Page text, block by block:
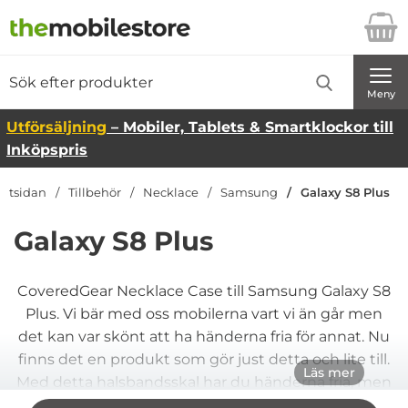
Startsidan för Danira Telecom AB
Meny
Utförsäljning – Mobiler, Tablets & Smartklockor till
Inköpspris
Tillbehör Necklace Samsung Galaxy S8 Plus
Galaxy S8 Plus
Läs mer
CoveredGear Necklace Case till Samsung Galaxy S8
Plus. Vi bär med oss mobilerna vart vi än går men
det kan var skönt att ha händerna fria för annat. Nu
finns det en produkt som gör just detta och lite till.
Med detta halsbandsskal har du händerna fria, men